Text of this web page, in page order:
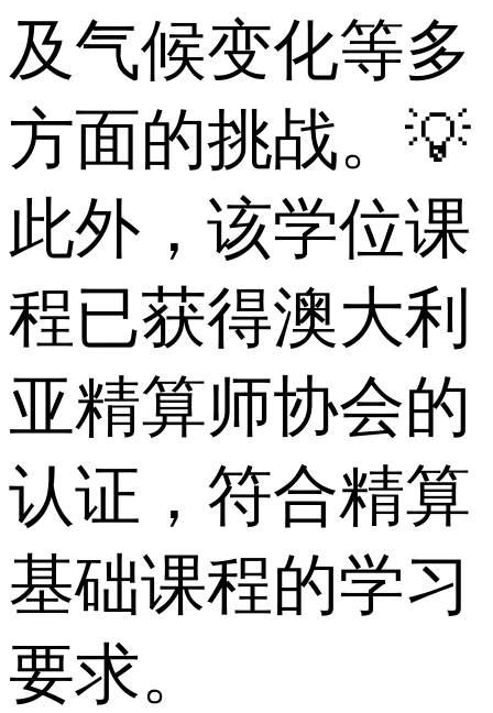
及气候变化等多
方面的挑战。💡
此外，该学位课
程已获得澳大利
亚精算师协会的
认证，符合精算
基础课程的学习
要求。